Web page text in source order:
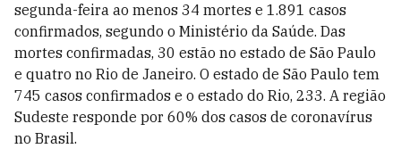
segunda-feira ao menos 34 mortes e 1.891 casos
confirmados, segundo o Ministério da Saúde. Das
mortes confirmadas, 30 estão no estado de São Paulo
e quatro no Rio de Janeiro. O estado de São Paulo tem
745 casos confirmados e o estado do Rio, 233. A região
Sudeste responde por 60% dos casos de coronavírus
no Brasil.